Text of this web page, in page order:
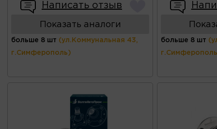
Написать отзыв
Показать аналоги
больше 8 шт (ул.Коммунальная 43,
г.Симферополь)
больше 8 шт